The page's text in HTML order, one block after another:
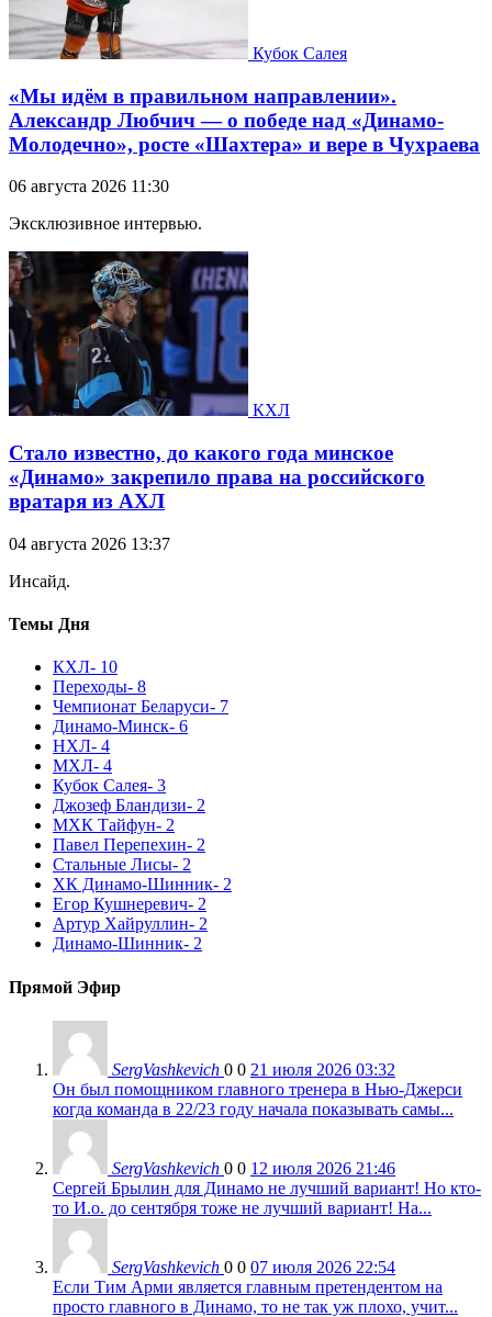
Кубок Салея
«Мы идём в правильном направлении».
Александр Любчич — о победе над «Динамо-
Молодечно», росте «Шахтера» и вере в Чухраева
06 августа 2026 11:30
Эксклюзивное интервью.
КХЛ
Стало известно, до какого года минское
«Динамо» закрепило права на российского
вратаря из АХЛ
04 августа 2026 13:37
Инсайд.
Темы Дня
КХЛ- 10
Переходы- 8
Чемпионат Беларуси- 7
Динамо-Минск- 6
НХЛ- 4
МХЛ- 4
Кубок Салея- 3
Джозеф Бландизи- 2
МХК Тайфун- 2
Павел Перепехин- 2
Стальные Лисы- 2
ХК Динамо-Шинник- 2
Егор Кушнеревич- 2
Артур Хайруллин- 2
Динамо-Шинник- 2
Прямой Эфир
SergVashkevich 0 0 21 июля 2026 03:32
Он был помощником главного тренера в Нью-Джерси
когда команда в 22/23 году начала показывать самы...
SergVashkevich 0 0 12 июля 2026 21:46
Сергей Брылин для Динамо не лучший вариант! Но кто-
то И.о. до сентября тоже не лучший вариант! На...
SergVashkevich 0 0 07 июля 2026 22:54
Если Тим Арми является главным претендентом на
просто главного в Динамо, то не так уж плохо, учит...